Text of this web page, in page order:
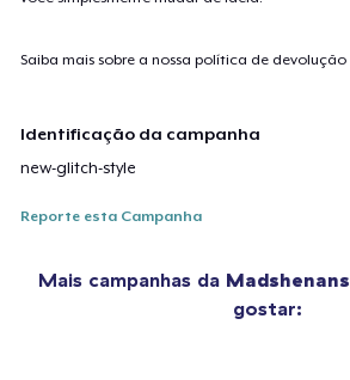
Saiba mais sobre a nossa política de devolução
Identificação da campanha
new-glitch-style
Reporte esta Campanha
Mais campanhas da Madshenans
gostar: